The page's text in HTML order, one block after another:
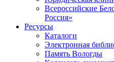
Всероссийские
Россия»
Ресурсы
Каталоги
Электронная
Память Вологды